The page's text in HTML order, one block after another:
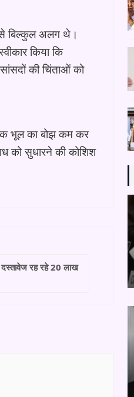
बिल्कुल अलग थे।
किया कि
की चिंताओं को
भूल का बोझ कम कर
को सुधारने की कोशिश
दस्तावेज रह रहे 20 लाख